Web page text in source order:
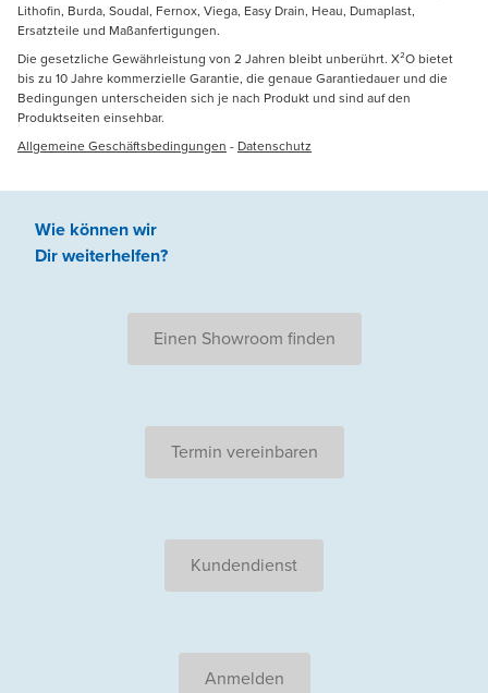
Lithofin, Burda, Soudal, Fernox, Viega, Easy Drain, Heau, Dumaplast,
Ersatzteile und Maßanfertigungen.
Die gesetzliche Gewährleistung von 2 Jahren bleibt unberührt. X²O bietet
bis zu 10 Jahre kommerzielle Garantie, die genaue Garantiedauer und die
Bedingungen unterscheiden sich je nach Produkt und sind auf den
Produktseiten einsehbar.
Allgemeine Geschäftsbedingungen - Datenschutz
Wie können wir
Dir weiterhelfen?
Einen Showroom finden
Termin vereinbaren
Kundendienst
Anmelden